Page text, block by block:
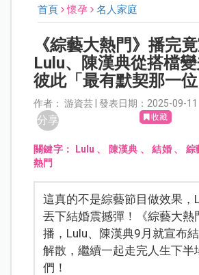
首頁 懷孕 名人家庭
《綜藝大熱門》播完
Lulu、陳漢典從搭檔
彼此「最有默契那一位
作者： 游資芸 | 發表日期：2025-09-11
分享 收藏
關鍵字： Lulu 、 陳漢典 、結婚 、 綜
熱門
這真的不是綜藝節目做效果，
丟下結婚震撼彈！《綜藝大熱
播，Lulu、陳漢典9月就宣布
解散，繼續一起走完人生下半
們！